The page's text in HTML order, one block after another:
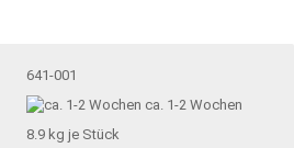
641-001
ca. 1-2 Wochen
8.9 kg je Stück